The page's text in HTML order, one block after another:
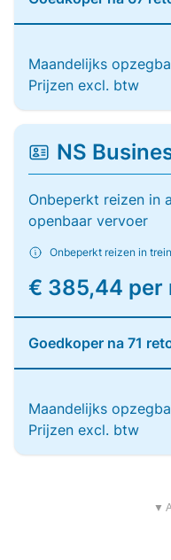
Maandelijks
Prijzen excl. btw
NS
Onbeperkt reizen in
openbaar vervoer
Onbeperkt reizen in
€ 385,44 per
Goedkoper na 71
Maandelijks
Prijzen excl. btw
▼